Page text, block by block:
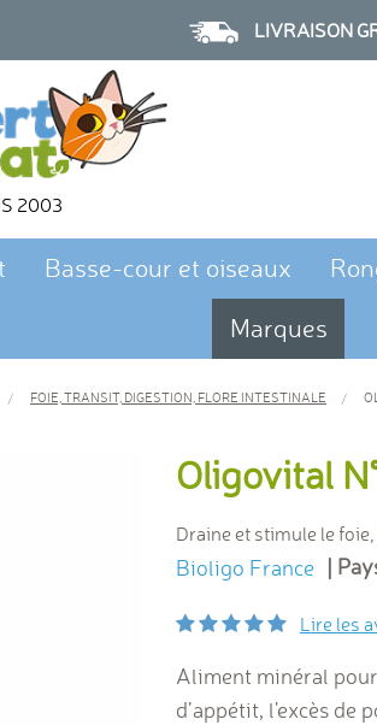
LIVRAISON
2003
Basse-cour et oiseaux
Marques
FOIE, TRANSIT, DIGESTION, FLORE INTESTINALE
Oligovital
Draine et stimule le
Bioligo France |
Lire les
Aliment minéral
d’appétit, l'excès de